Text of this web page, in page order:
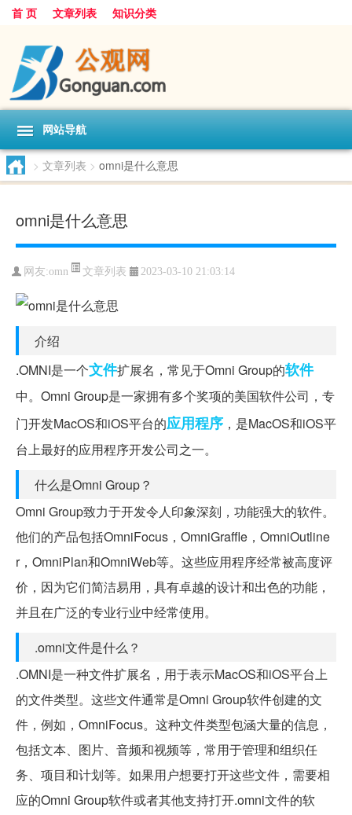
首 页 文章列表 知识分类
网站导航
> 文章列表 > omni是什么意思
omni是什么意思
网友:omn 文章列表 2023-03-10 21:03:14
介绍
.OMNI是一个文件扩展名，常见于Omni Group的软件
中。Omni Group是一家拥有多个奖项的美国软件公司，专
门开发MacOS和iOS平台的应用程序 ，是MacOS和iOS平
台上最好的应用程序开发公司之一。
什么是Omni Group？
Omni Group致力于开发令人印象深刻，功能强大的软件。
他们的产品包括OmniFocus，OmniGraffle，OmniOutline
r，OmniPlan和OmniWeb等。这些应用程序经常被高度评
价，因为它们简洁易用，具有卓越的设计和出色的功能，
并且在广泛的专业行业中经常使用。
.omni文件是什么？
.OMNI是一种文件扩展名，用于表示MacOS和iOS平台上
的文件类型。这些文件通常是Omni Group软件创建的文
件，例如，OmniFocus。这种文件类型包涵大量的信息，
包括文本、图片、音频和视频等，常用于管理和组织任
务、项目和计划等。如果用户想要打开这些文件，需要相
应的Omni Group软件或者其他支持打开.omni文件的软